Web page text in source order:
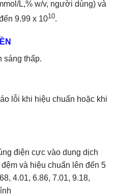
L,% w/v, người dùng) và
9.99 x 1010.
sáng thấp.
lỗi khi hiệu chuẩn hoặc khi
điện cực vào dung dịch
và hiệu chuẩn lên đến 5
4.01, 6.86, 7.01, 9.18,